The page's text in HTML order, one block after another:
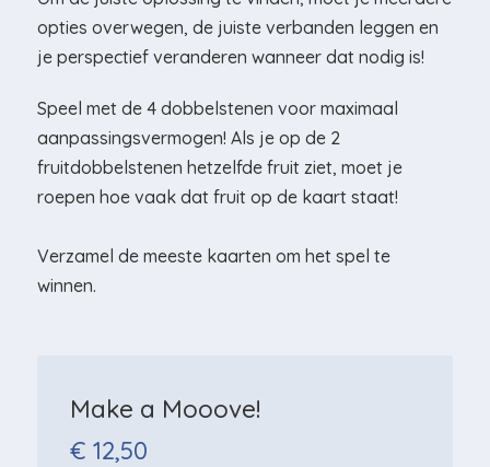
opties overwegen, de juiste verbanden leggen en
je perspectief veranderen wanneer dat nodig is!
Speel met de 4 dobbelstenen voor maximaal
aanpassingsvermogen! Als je op de 2
fruitdobbelstenen hetzelfde fruit ziet, moet je
roepen hoe vaak dat fruit op de kaart staat!
Verzamel de meeste kaarten om het spel te
winnen.
Make a Mooove!
€ 12,50